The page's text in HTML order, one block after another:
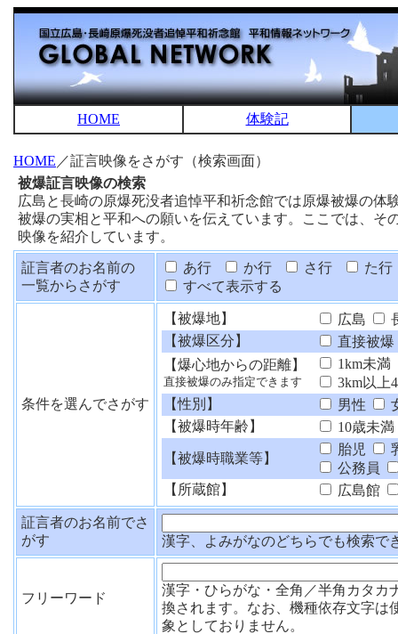
HOME 体験記
HOME ／証言映像をさがす（検索画面）
被爆証言映像の検索
広島と長崎の原爆死没者追悼平和祈念館では原爆被爆の
被爆の実相と平和への願いを伝えています。ここでは、
映像を紹介しています。
証言者のお名前の
一覧からさがす
あ行 か行 さ行
た行
すべて表示する
条件を選んでさがす
【被爆地】 広島
【被爆区分】
直接被爆
【爆心地からの距離】
直接被爆のみ指定できます
1km未満
3km以上
【性別】
男性
【被爆時年齢】
10歳未満
【被爆時職業等】
胎児
公務員
【所蔵館】
広島館
証言者のお名前でさ
がす
漢字、よみがなのどちらでも検索で
フリーワード
漢字・ひらがな・全角／半角カタカ
換されます。なお、機種依存文字は
象としておりません。